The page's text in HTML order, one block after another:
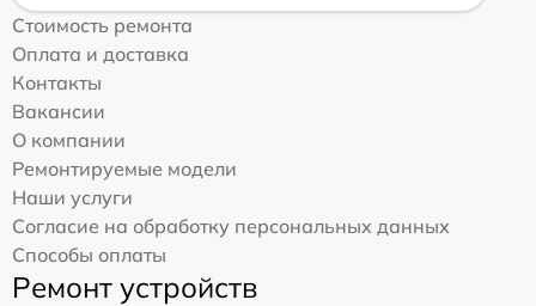
Стоимость ремонта
Оплата и доставка
Контакты
Вакансии
О компании
Ремонтируемые модели
Наши услуги
Согласие на обработку персональных данных
Способы оплаты
Ремонт устройств